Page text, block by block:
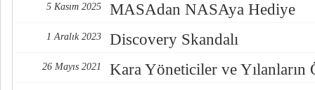
5 Kasım 2025 MASAdan NASAya Hediye
1 Aralık 2023 Discovery Skandalı
26 Mayıs 2021 Kara Yöneticiler ve Yılanların